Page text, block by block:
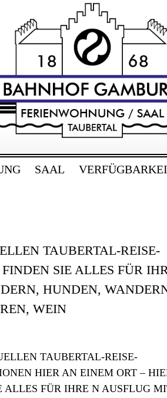
SAAL
TAUBERTAL-REISE-
SIE ALLES FÜR
HUNDEN,
WEIN
TAUBERTAL-REISE-
HIER AN EINEM ORT –
ALLES FÜR IHRE N AUSFLUG